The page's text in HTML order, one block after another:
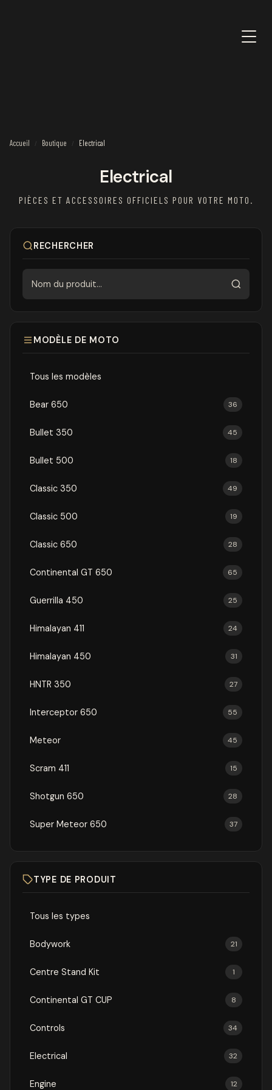
Accueil / Boutique / Electrical
Electrical
PIÈCES ET ACCESSOIRES OFFICIELS POUR VOTRE MOTO.
RECHERCHER
MODÈLE DE MOTO
Tous les modèles
Bear 650 36
Bullet 350 45
Bullet 500 18
Classic 350 49
Classic 500 19
Classic 650 28
Continental GT 650 65
Guerrilla 450 25
Himalayan 411 24
Himalayan 450 31
HNTR 350 27
Interceptor 650 55
Meteor 45
Scram 411 15
Shotgun 650 28
Super Meteor 650 37
TYPE DE PRODUIT
Tous les types
Bodywork 21
Centre Stand Kit 1
Continental GT CUP 8
Controls 34
Electrical 32
Engine 12